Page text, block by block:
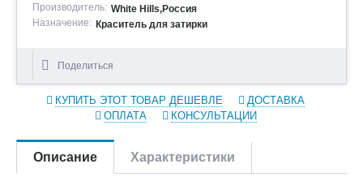
Производитель: White Hills,Россия
Назначение: Краситель для затирки
Поделиться
КУПИТЬ ЭТОТ ТОВАР ДЕШЕВЛЕ
ДОСТАВКА
ОПЛАТА
КОНСУЛЬТАЦИИ
Описание Характеристики